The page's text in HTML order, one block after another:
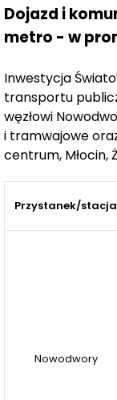
mieszkalnych
kawalerek po
parkowania.
kwartale 2025
inwestycji to IV
Budynek przy ul.
osób
zarówno dostęp
Dojazd i
metro - w
Inwestycja
transportu
węzłowi
i tramwajowe
centrum, Młocin,
Przystanek/stacja
Nowodwory